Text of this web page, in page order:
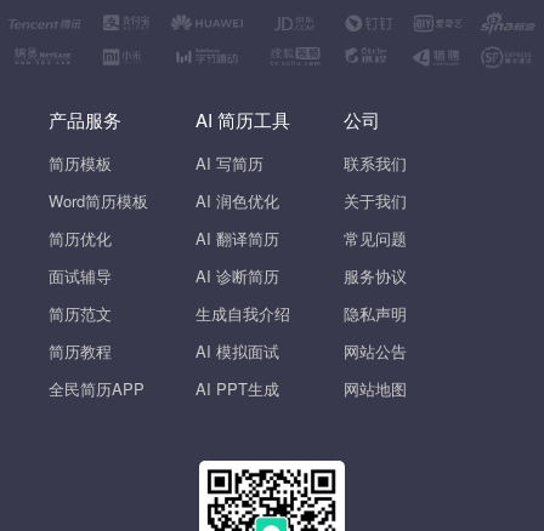
产品服务
简历模板
Word简历模板
简历优化
面试辅导
简历范文
简历教程
全民简历APP
AI 简历工具
AI 写简历
AI 润色优化
AI 翻译简历
AI 诊断简历
生成自我介绍
AI 模拟面试
AI PPT生成
公司
联系我们
关于我们
常见问题
服务协议
隐私声明
网站公告
网站地图